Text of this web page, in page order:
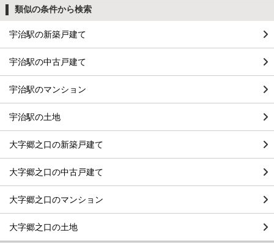
類似の条件から検索
宇治駅の新築戸建て
宇治駅の中古戸建て
宇治駅のマンション
宇治駅の土地
大字郷之口の新築戸建て
大字郷之口の中古戸建て
大字郷之口のマンション
大字郷之口の土地